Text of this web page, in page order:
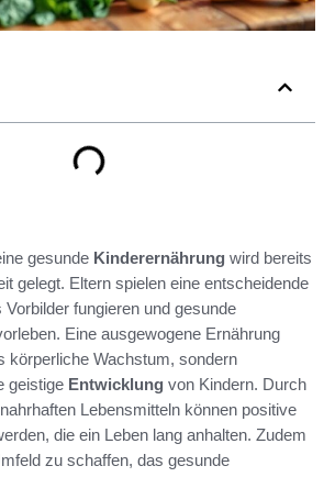
gesunde Kinderernährung wird bereits
gelegt. Eltern spielen eine entscheidende
fungieren und gesunde
Eine ausgewogene Ernährung
körperliche Wachstum, sondern
geistige Entwicklung von Kindern. Durch
Lebensmitteln können positive
die ein Leben lang anhalten. Zudem
zu schaffen, das gesunde